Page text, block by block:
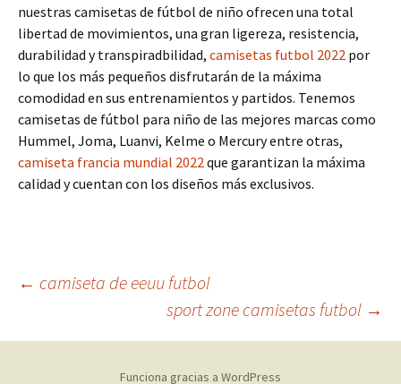
nuestras camisetas de fútbol de niño ofrecen una total
libertad de movimientos, una gran ligereza, resistencia,
durabilidad y transpiradbilidad, camisetas futbol 2022 por
lo que los más pequeños disfrutarán de la máxima
comodidad en sus entrenamientos y partidos. Tenemos
camisetas de fútbol para niño de las mejores marcas como
Hummel, Joma, Luanvi, Kelme o Mercury entre otras,
camiseta francia mundial 2022que garantizan la máxima
calidad y cuentan con los diseños más exclusivos.
Navegación
de
← camiseta de eeuu futbol
sport zone camisetas futbol →
Funciona gracias a WordPress